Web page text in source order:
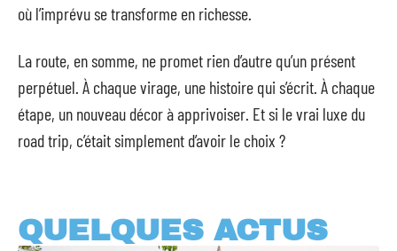
où l’imprévu se transforme en richesse.
La route, en somme, ne promet rien d’autre qu’un présent
perpétuel. À chaque virage, une histoire qui s’écrit. À chaque
étape, un nouveau décor à apprivoiser. Et si le vrai luxe du
road trip, c’était simplement d’avoir le choix ?
QUELQUES ACTUS